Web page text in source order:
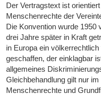
Der Vertragstext ist
Menschenrechte der
Die Konvention wurde 1950
drei Jahre später in Kraft
in Europa ein
geschaffen, der einklagbar
allgemeines
Gleichbehandlung gilt nur
Menschenrechte und